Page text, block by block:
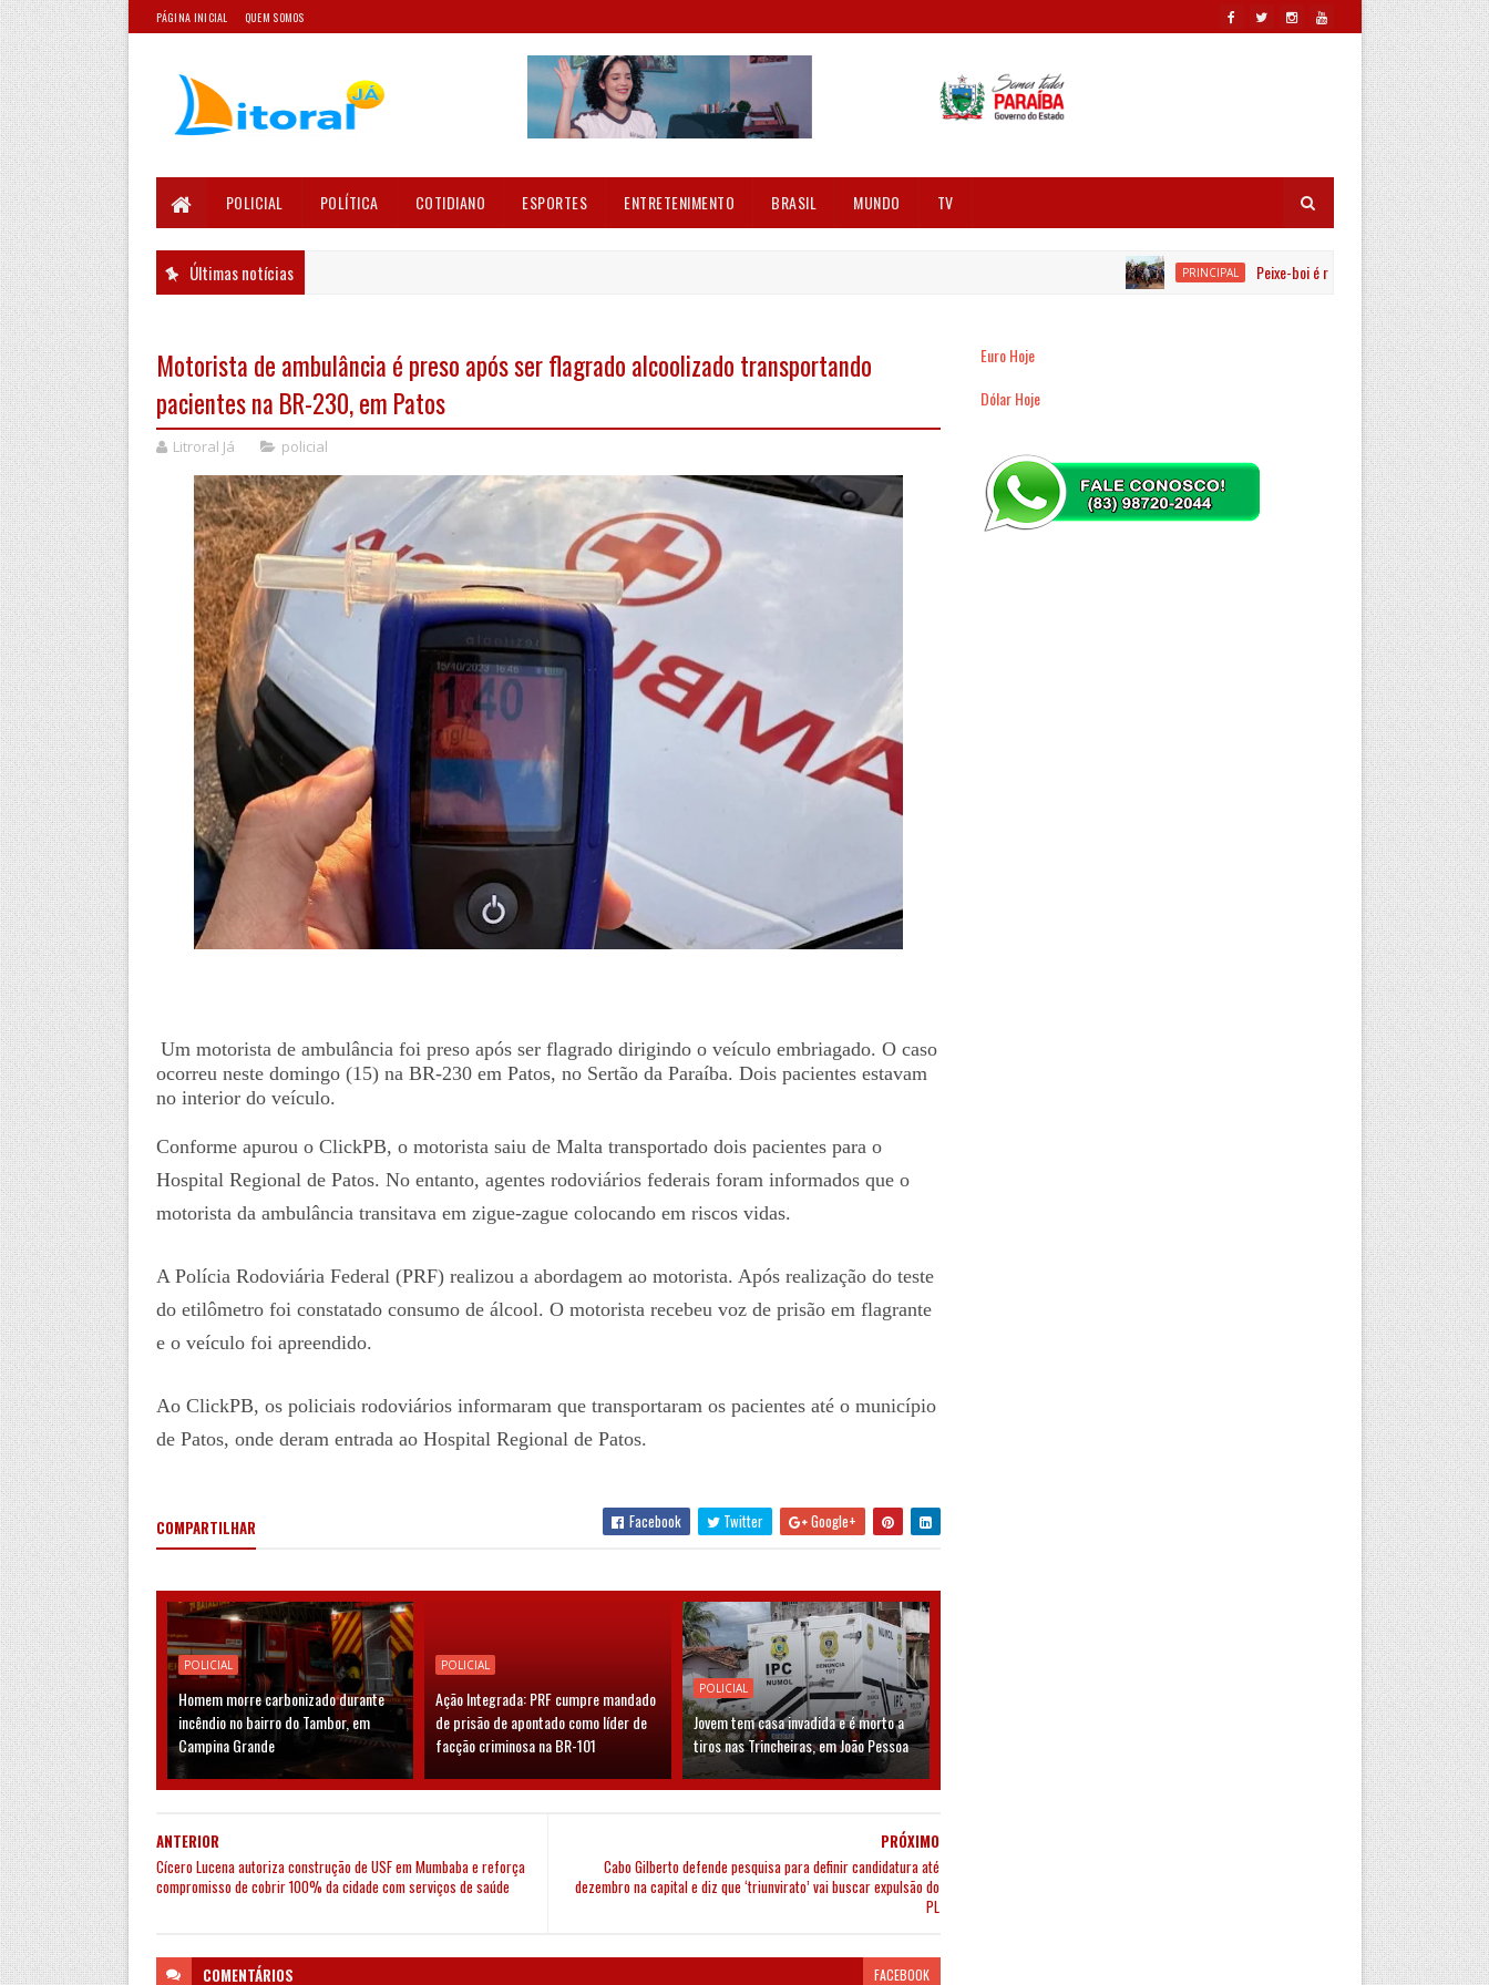
PÁGINA INICIAL QUEM SOMOS
POLICIAL POLÍTICA COTIDIANO ESPORTES ENTRETENIMENTO BRASIL MUNDO TV
Últimas notícias PRINCIPAL Peixe-boi é resgatado por equipes
Motorista de ambulância é preso após ser flagrado alcoolizado transportando
pacientes na BR-230, em Patos
Litroral Já policial
Um motorista de ambulância foi preso após ser flagrado dirigindo o veículo embriagado. O caso
ocorreu neste domingo (15) na BR-230 em Patos, no Sertão da Paraíba. Dois pacientes estavam
no interior do veículo.
Conforme apurou o ClickPB, o motorista saiu de Malta transportado dois pacientes para o
Hospital Regional de Patos. No entanto, agentes rodoviários federais foram informados que o
motorista da ambulância transitava em zigue-zague colocando em riscos vidas.
A Polícia Rodoviária Federal (PRF) realizou a abordagem ao motorista. Após realização do teste
do etilômetro foi constatado consumo de álcool. O motorista recebeu voz de prisão em flagrante
e o veículo foi apreendido.
Ao ClickPB, os policiais rodoviários informaram que transportaram os pacientes até o município
de Patos, onde deram entrada ao Hospital Regional de Patos.
COMPARTILHAR Facebook Twitter Google+
POLICIAL
Homem morre carbonizado durante
incêndio no bairro do Tambor, em
Campina Grande
POLICIAL
Ação Integrada: PRF cumpre mandado
de prisão de apontado como líder de
facção criminosa na BR-101
POLICIAL
Jovem tem casa invadida e é morto a
tiros nas Trincheiras, em João Pessoa
PRÓXIMO
Cabo Gilberto defende pesquisa para definir candidatura até
dezembro na capital e diz que ‘triunvirato’ vai buscar expulsão do
PL
ANTERIOR
Cícero Lucena autoriza construção de USF em Mumbaba e reforça
compromisso de cobrir 100% da cidade com serviços de saúde
COMENTÁRIOS FACEBOOK
Euro Hoje
Dólar Hoje